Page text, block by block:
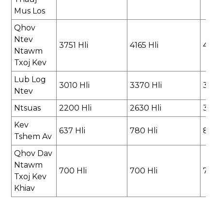
Mus Los
Qhov
Ntev
Ntawm
Txoj Kev
3751 Hli 4165 Hli
Lub Log
Ntev
3010 Hli 3370 Hli
Ntsuas 2200 Hli 2630 Hli
Kev
Tshem Av
637 Hli 780 Hli
Qhov Dav
Ntawm
Txoj Kev
Khiav
700 Hli 700 Hli